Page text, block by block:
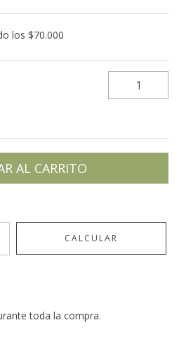
los$70.000
CALCULAR
toda la compra.